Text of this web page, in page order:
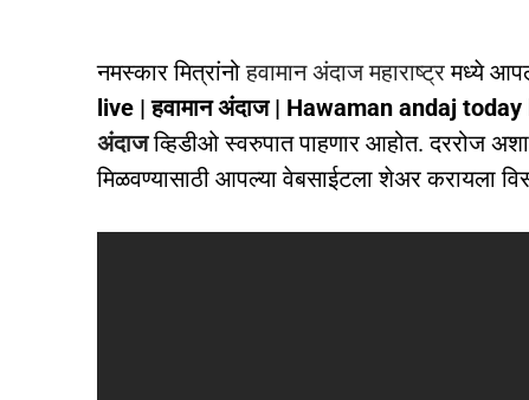
नमस्कार मित्रांनोहवामान अंदाज महाराष्ट्रमध्ये
live | हवामान अंदाज | Hawaman andaj
अंदाजव्हिडीओ स्वरुपात पाहणार आहोत. दररोज
मिळवण्यासाठी आपल्या वेबसाईटला शेअर करायला